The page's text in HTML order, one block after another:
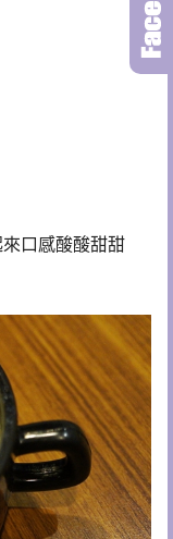
口感酸酸甜甜